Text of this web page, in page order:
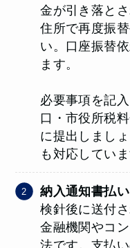
金が引き落と
住所で再度振
い。口座振替
ます。
必要事項を記
口・市役所税
に提出しまし
も対応していま
納入通知書払い
検針後に送付
金融機関やコ
法です。支払